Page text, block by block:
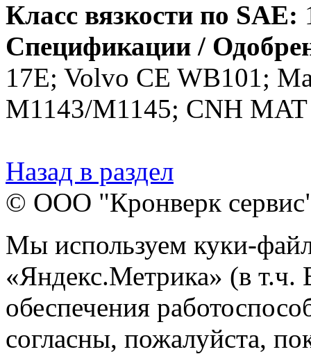
Класс вязкости по SAE:
Спецификации /
17E; Volvo CE WB101;
M1143/M1145; CNH MAT
Назад в раздел
© ООО "Кронверк
Мы используем куки-
«Яндекс.Метрика» (в т.ч.
обеспечения
согласны, пожалуйста,